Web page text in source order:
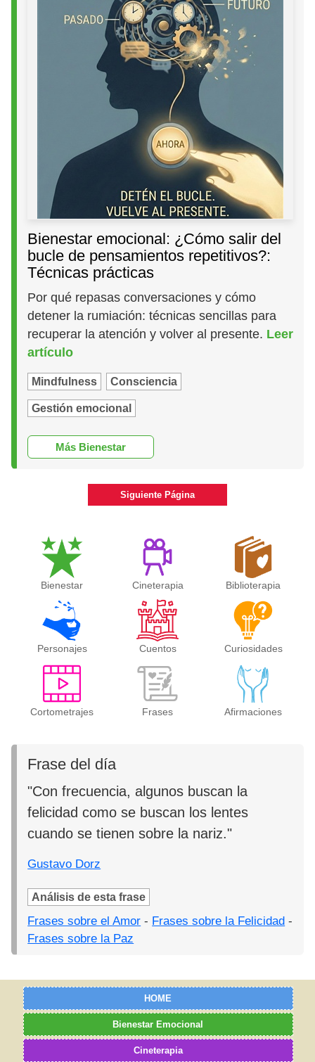
Bienestar emocional: ¿Cómo salir del
bucle de pensamientos repetitivos?:
Técnicas prácticas
Por qué repasas conversaciones y cómo
detener la rumiación: técnicas sencillas para
recuperar la atención y volver al presente. Leer
artículo
Mindfulness Consciencia
Gestión emocional
Más Bienestar
Siguiente Página
Bienestar Cineterapia Biblioterapia
Personajes Cuentos Curiosidades
Cortometrajes Frases Afirmaciones
Frase del día
"Con frecuencia, algunos buscan la
felicidad como se buscan los lentes
cuando se tienen sobre la nariz."
Gustavo Dorz
Análisis de esta frase
Frases sobre el Amor - Frases sobre la Felicidad -
Frases sobre la Paz
HOME
Bienestar Emocional
Cineterapia